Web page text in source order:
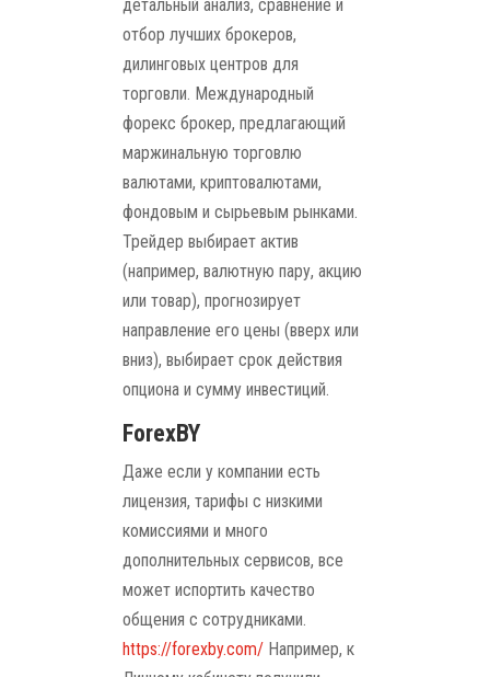
детальный анализ, сравнение и
отбор лучших брокеров,
дилинговых центров для
торговли. Международный
форекс брокер, предлагающий
маржинальную торговлю
валютами, криптовалютами,
фондовым и сырьевым рынками.
Трейдер выбирает актив
(например, валютную пару, акцию
или товар), прогнозирует
направление его цены (вверх или
вниз), выбирает срок действия
опциона и сумму инвестиций.
ForexBY
Даже если у компании есть
лицензия, тарифы с низкими
комиссиями и много
дополнительных сервисов, все
может испортить качество
общения с сотрудниками.
https://forexby.com/ Например, к